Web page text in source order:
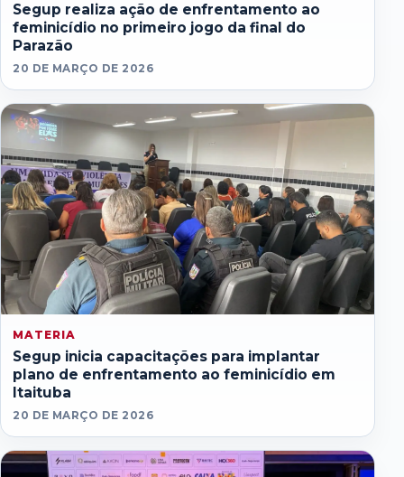
Segup realiza ação de enfrentamento ao
feminicídio no primeiro jogo da final do
Parazão
20 DE MARÇO DE 2026
MATERIA
Segup inicia capacitações para implantar
plano de enfrentamento ao feminicídio em
Itaituba
20 DE MARÇO DE 2026